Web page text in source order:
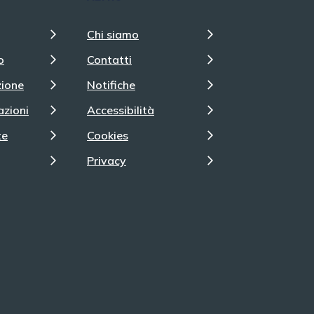
Chi siamo
Contatti
Notifiche
Accessibilità
Cookies
Privacy